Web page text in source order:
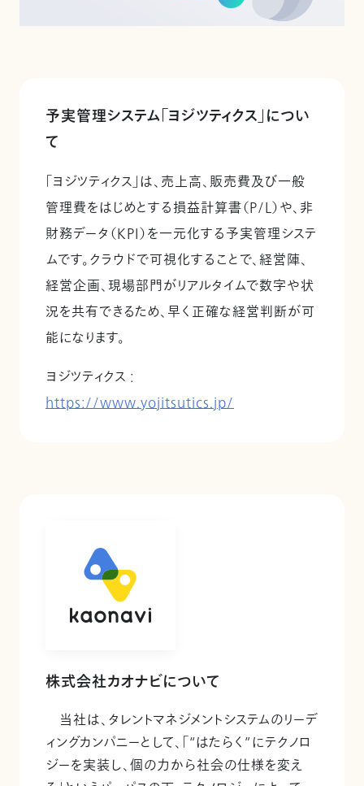
予実管理システム「ヨジツティクス」につい
て
「ヨジツティクス」は、売上高、販売費及び一般
管理費をはじめとする損益計算書（P/L）や、非
財務データ（KPI）を一元化する予実管理システ
ムです。クラウドで可視化することで、経営陣、
経営企画、現場部門がリアルタイムで数字や状
況を共有できるため、早く正確な経営判断が可
能になります。
ヨジツティクス :
https://www.yojitsutics.jp/
株式会社カオナビについて
当社は、タレントマネジメントシステムのリーデ
ィングカンパニーとして、「“はたらく”にテクノロ
ジーを実装し、個の力から社会の仕様を変え